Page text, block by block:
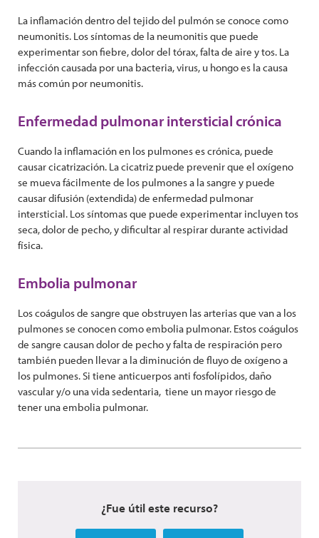
La inflamación dentro del tejido del pulmón se conoce como
neumonitis. Los síntomas de la neumonitis que puede
experimentar son fiebre, dolor del tórax, falta de aire y tos. La
infección causada por una bacteria, virus, u hongo es la causa
más común por neumonitis.
Enfermedad pulmonar intersticial crónica
Cuando la inflamación en los pulmones es crónica, puede
causar cicatrización. La cicatriz puede prevenir que el oxígeno
se mueva fácilmente de los pulmones a la sangre y puede
causar difusión (extendida) de enfermedad pulmonar
intersticial. Los síntomas que puede experimentar incluyen tos
seca, dolor de pecho, y dificultar al respirar durante actividad
física.
Embolia pulmonar
Los coágulos de sangre que obstruyen las arterias que van a los
pulmones se conocen como embolia pulmonar. Estos coágulos
de sangre causan dolor de pecho y falta de respiración pero
también pueden llevar a la diminución de fluyo de oxígeno a
los pulmones. Si tiene anticuerpos anti fosfolípidos, daño
vascular y/o una vida sedentaria, tiene un mayor riesgo de
tener una embolia pulmonar.
¿Fue útil este recurso?